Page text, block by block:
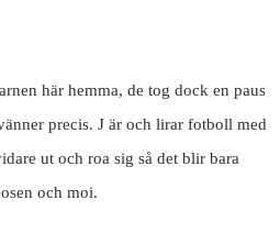
här hemma, de tog dock en paus
precis. J är och lirar fotboll med
ut och roa sig så det blir bara
och moi.